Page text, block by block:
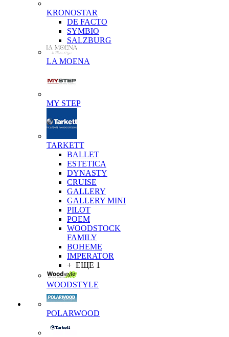
KRONOSTAR
DE FACTO
SYMBIO
SALZBURG
LA MOENA
MY STEP
TARKETT
BALLET
ESTETICA
DYNASTY
CRUISE
GALLERY
GALLERY MINI
PILOT
POEM
WOODSTOCK
FAMILY
BOHEME
IMPERATOR
+ ЕЩЕ 1
WOODSTYLE
POLARWOOD